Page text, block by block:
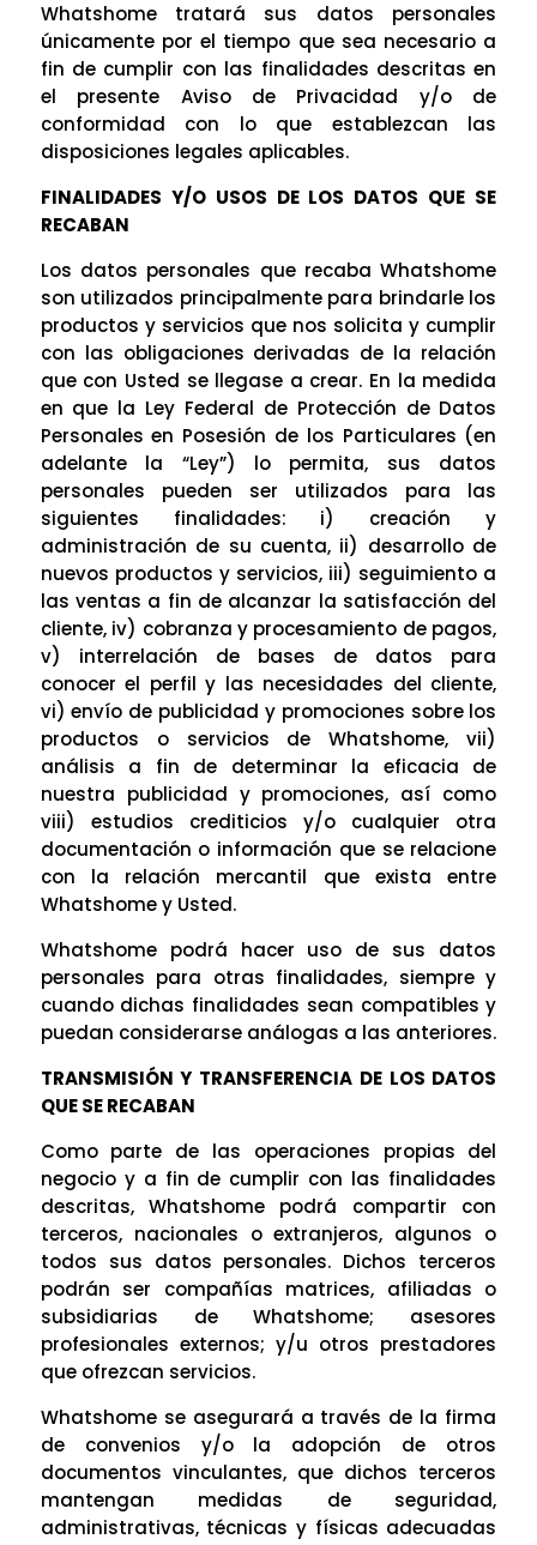
Whatshome tratará sus datos personales
únicamente por el tiempo que sea necesario a
fin de cumplir con las finalidades descritas en
el presente Aviso de Privacidad y/o de
conformidad con lo que establezcan las
disposiciones legales aplicables.
FINALIDADES Y/O USOS DE LOS DATOS QUE SE
RECABAN
Los datos personales que recaba Whatshome
son utilizados principalmente para brindarle los
productos y servicios que nos solicita y cumplir
con las obligaciones derivadas de la relación
que con Usted se llegase a crear. En la medida
en que la Ley Federal de Protección de Datos
Personales en Posesión de los Particulares (en
adelante la “Ley”) lo permita, sus datos
personales pueden ser utilizados para las
siguientes finalidades: i) creación y
administración de su cuenta, ii) desarrollo de
nuevos productos y servicios, iii) seguimiento a
las ventas a fin de alcanzar la satisfacción del
cliente, iv) cobranza y procesamiento de pagos,
v) interrelación de bases de datos para
conocer el perfil y las necesidades del cliente,
vi) envío de publicidad y promociones sobre los
productos o servicios de Whatshome, vii)
análisis a fin de determinar la eficacia de
nuestra publicidad y promociones, así como
viii) estudios crediticios y/o cualquier otra
documentación o información que se relacione
con la relación mercantil que exista entre
Whatshome y Usted.
Whatshome podrá hacer uso de sus datos
personales para otras finalidades, siempre y
cuando dichas finalidades sean compatibles y
puedan considerarse análogas a las anteriores.
TRANSMISIÓN Y TRANSFERENCIA DE LOS DATOS
QUE SE RECABAN
Como parte de las operaciones propias del
negocio y a fin de cumplir con las finalidades
descritas, Whatshome podrá compartir con
terceros, nacionales o extranjeros, algunos o
todos sus datos personales. Dichos terceros
podrán ser compañías matrices, afiliadas o
subsidiarias de Whatshome; asesores
profesionales externos; y/u otros prestadores
que ofrezcan servicios.
Whatshome se asegurará a través de la firma
de convenios y/o la adopción de otros
documentos vinculantes, que dichos terceros
mantengan medidas de seguridad,
administrativas, técnicas y físicas adecuadas